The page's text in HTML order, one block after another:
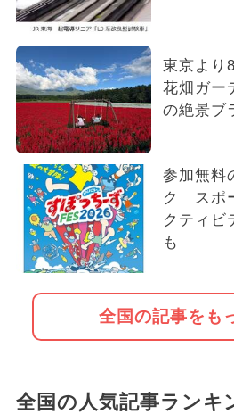
東京より
花畑ガ
の絶景ブ
参加無料
ク スポ
クティビ
も
全国の記事をも
全国の人気記事ランキ